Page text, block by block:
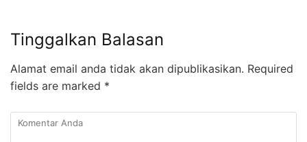
Tinggalkan Balasan
Alamat email anda tidak akan dipublikasikan. Required
fields are marked *